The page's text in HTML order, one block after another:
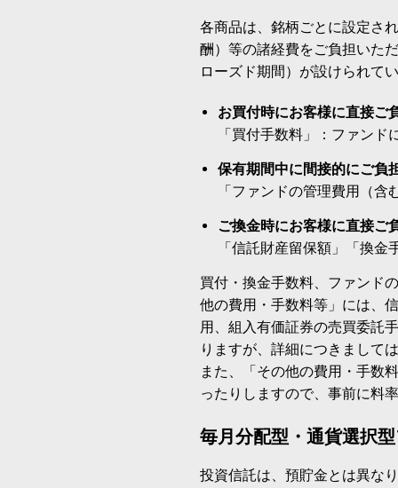
各商品は、銘柄ごとに設定さ
酬）等の諸経費をご負担いた
ローズド期間）が設けられて
お買付時にお客様に直接ご
「買付手数料」：ファンド
保有期間中に間接的にご負
「ファンドの管理費用（
ご換金時にお客様に直接ご
「信託財産留保額」「換
買付・換金手数料、ファンド
他の費用・手数料等」には、
用、組入有価証券の売買委託
りますが、詳細につきまして
また、「その他の費用・手数
ったりしますので、事前に料
毎月分配型・通貨選択
投資信託は、預貯金とは異な